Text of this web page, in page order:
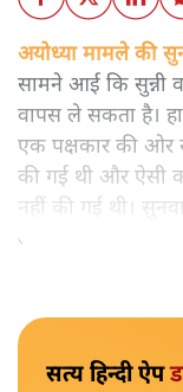
अयोध्या मामले की
सामने आई कि सुन्नी
वापस ले सकता है।
एक पक्षकार की
की गई थी और ऐसी
नहीं की गई थी।
आने के कारण माहौल
सत्य हिन्दी ऐप